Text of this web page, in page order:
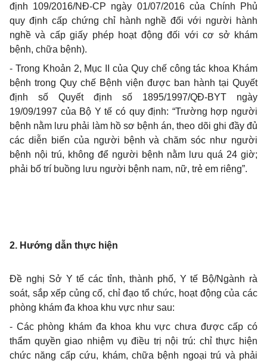
định 109/2016/NĐ-CP ngày 01/07/2016 của Chính Phủ
quy định cấp chứng chỉ hành nghề đối với người hành
nghề và cấp giấy phép hoạt động đối với cơ sở khám
bệnh, chữa bệnh).
- Trong Khoản 2, Mục II của Quy chế công tác khoa Khám
bệnh trong Quy chế Bệnh viện được ban hành tại Quyết
định số Quyết định số 1895/1997/QĐ-BYT ngày
19/09/1997 của Bộ Y tế có quy định: “Trường hợp người
bệnh nằm lưu phải làm hồ sơ bệnh án, theo dõi ghi đầy đủ
các diễn biến của người bệnh và chăm sóc như người
bệnh nội trú, không để người bệnh nằm lưu quá 24 giờ;
phải bố trí buồng lưu người bệnh nam, nữ, trẻ em riêng”.
2. Hướng dẫn thực hiện
Đề nghị Sở Y tế các tỉnh, thành phố, Y tế Bộ/Ngành rà
soát, sắp xếp củng cố, chỉ đạo tổ chức, hoạt động của các
phòng khám đa khoa khu vực như sau:
- Các phòng khám đa khoa khu vực chưa được cấp có
thẩm quyền giao nhiệm vụ điều trị nội trú: chỉ thực hiện
chức năng cấp cứu, khám, chữa bệnh ngoại trú và phải